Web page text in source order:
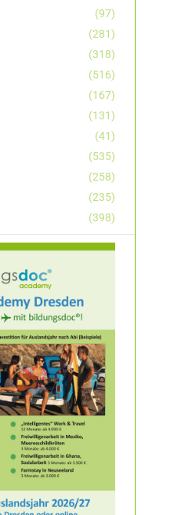
(97)
(281)
(318)
(516)
(167)
(131)
(41)
(535)
(258)
(235)
(398)